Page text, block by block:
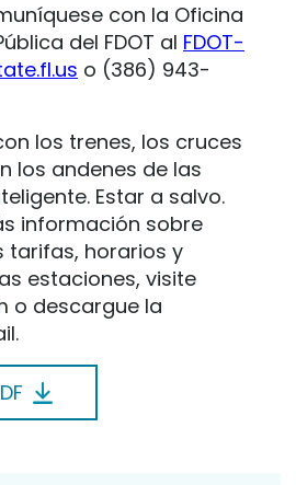
con la Oficina
del FDOT al FDOT-
o (386) 943-
los trenes, los cruces
los andenes de las
Estar a salvo.
información sobre
tarifas, horarios y
estaciones, visite
o descargue la